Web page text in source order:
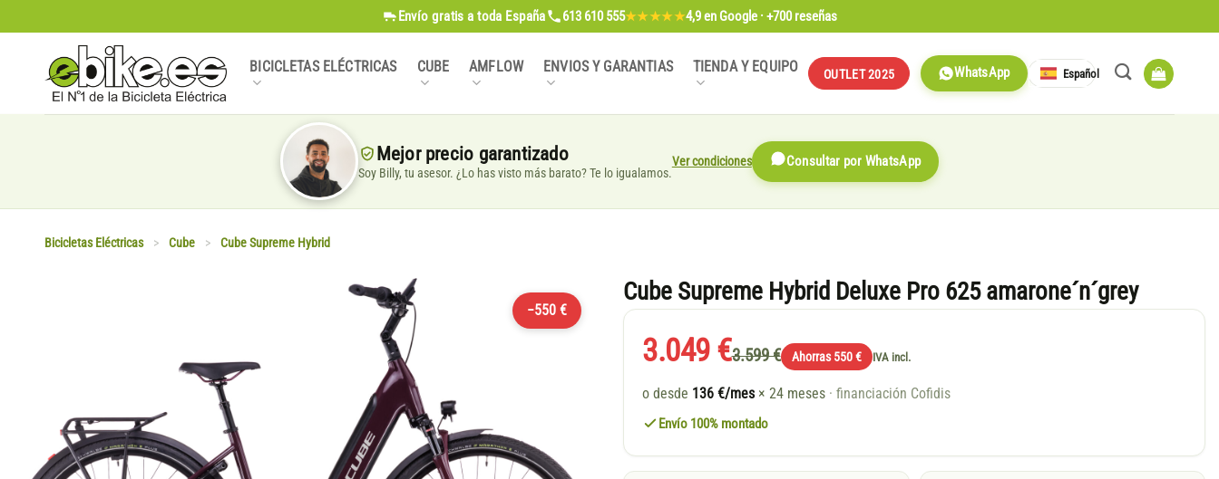
al
contenido
Envío gratis a toda España 613 610 555★★★★★4,9en Google · +700 reseñas
BICICLETAS ELÉCTRICAS CUBE AMFLOW ENVIOS Y GARANTIAS TIENDA Y EQUIPO OUTLET 2025 WhatsApp Español
Mejor precio garantizado
Soy Billy, tu asesor. ¿Lo has visto más barato? Te lo igualamos.
Ver condiciones Consultar por WhatsApp
Bicicletas Eléctricas > Cube > Cube Supreme Hybrid
−550 €
Cube Supreme Hybrid Deluxe Pro 625 amarone´n´grey
3.049 €3.599 € Ahorras 550 € IVA incl.
o desde 136 €/mes × 24 meses · financiación Cofidis
Envío 100% montado